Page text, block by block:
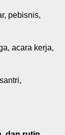
pebisnis,
acara kerja,